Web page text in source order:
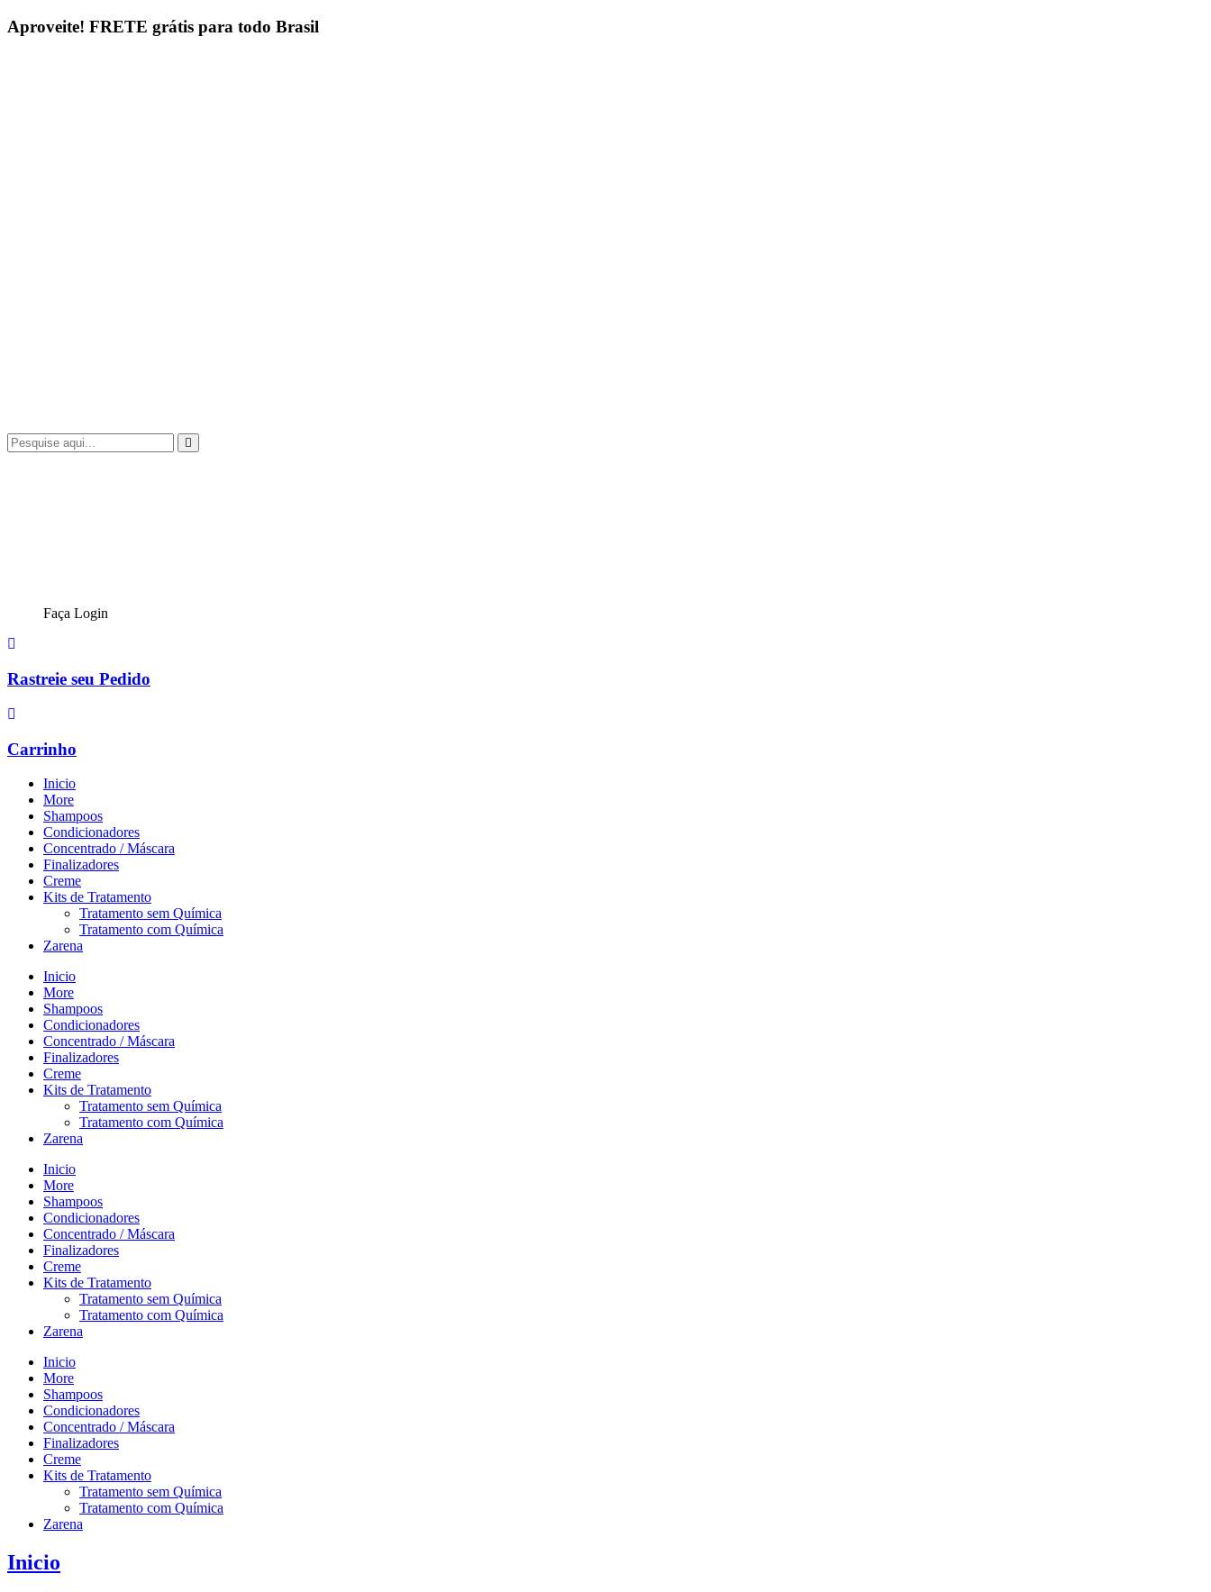
Ir
para
Aproveite! FRETE grátis para todo Brasil
Faça Login
Rastreie seu Pedido
Carrinho
Inicio
More
Shampoos
Condicionadores
Concentrado / Máscara
Finalizadores
Creme
Kits de Tratamento
Tratamento sem Química
Tratamento com Química
Zarena
Inicio
More
Shampoos
Condicionadores
Concentrado / Máscara
Finalizadores
Creme
Kits de Tratamento
Tratamento sem Química
Tratamento com Química
Zarena
Inicio
More
Shampoos
Condicionadores
Concentrado / Máscara
Finalizadores
Creme
Kits de Tratamento
Tratamento sem Química
Tratamento com Química
Zarena
Inicio
More
Shampoos
Condicionadores
Concentrado / Máscara
Finalizadores
Creme
Kits de Tratamento
Tratamento sem Química
Tratamento com Química
Zarena
Inicio